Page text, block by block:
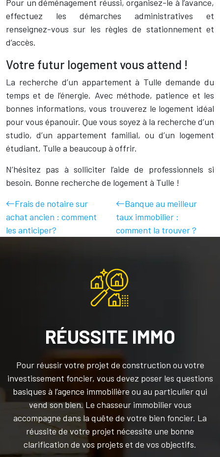
Pour un déménagement réussi, organisez-le à l’avance,
effectuez les démarches administratives et
renseignez-vous sur les règles de stationnement et
d’accès.
Votre futur logement vous attend !
La recherche d’un appartement à Tulle demande du
temps et de l’énergie. Avec méthode, patience et les
bonnes informations, vous trouverez le logement idéal
pour vous épanouir. Que vous soyez à la recherche d’un
studio, d’un appartement familial, ou d’un logement
étudiant, Tulle a beaucoup à offrir.
N’hésitez pas à solliciter l’aide de professionnels si
besoin. Bonne recherche de logement à Tulle !
Frais de notaire sur
achat ancien : comment
les anticiper?
Banque au meilleur
taux immobilier :
comment la trouver ?
RÉUSSITE IMMO
Pour réussir votre projet de construction ou votre
investissement foncier, vous devez poser les questions
basiques à l’agence immobilière ou au particulier qui
vend son bien. Le chasseur immobilier vous
accompagne dans la quête de votre bien foncier. La
réussite de votre projet nécessite une bonne
clarification de vos projets et de vos objectifs.